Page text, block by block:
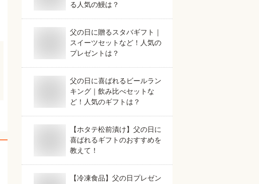
る人気の鰻は？
父の日に贈るスタバギフト｜
スイーツセットなど！人気の
プレゼントは？
父の日に喜ばれるビールラン
キング｜飲み比べセットな
ど！人気のギフトは？
【ホタテ松前漬け】父の日に
喜ばれるギフトのおすすめを
教えて！
【冷凍食品】父の日プレゼン